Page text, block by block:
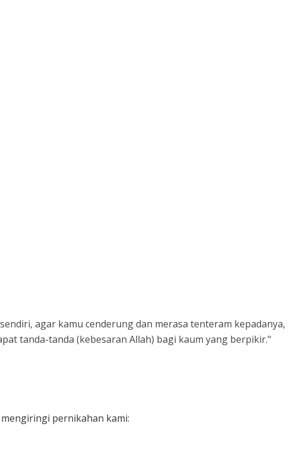
agar kamu cenderung dan merasa tenteram kepadanya,
tanda-tanda (kebesaran Allah) bagi kaum yang berpikir."
pernikahan kami: